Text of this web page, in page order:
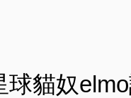
貓奴elmo